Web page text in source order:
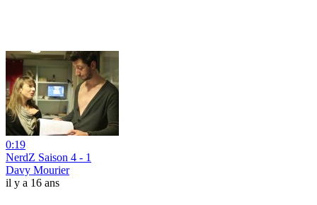
0:19
NerdZ Saison 4 - 1
Davy Mourier
il y a 16 ans